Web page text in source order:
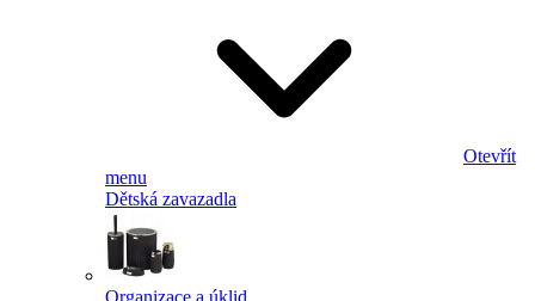
Otevřít
menu
Dětská zavazadla
Organizace a úklid